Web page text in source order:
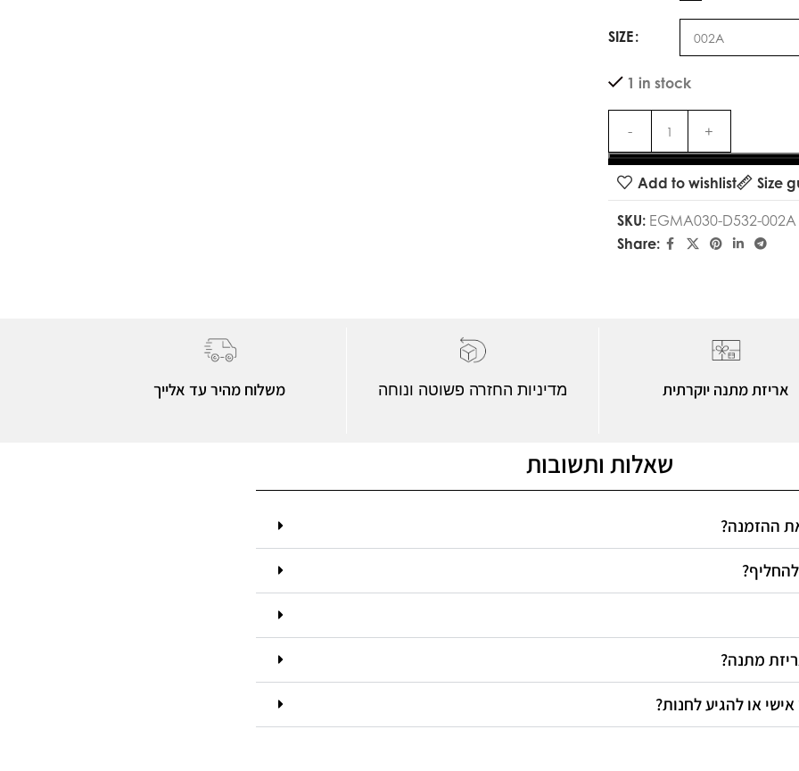
SIZE
1 in stock
Add to wishlist
Size
SKU: EGMA030-D532-002A
Share:
משלוח מהיר עד אלייך מדיניות החזרה פשוטה ונוחה אריזת מתנה יוקרתית
שאלות ותשובות
ההזמנה?
מתנה?
או להגיע לחנות?